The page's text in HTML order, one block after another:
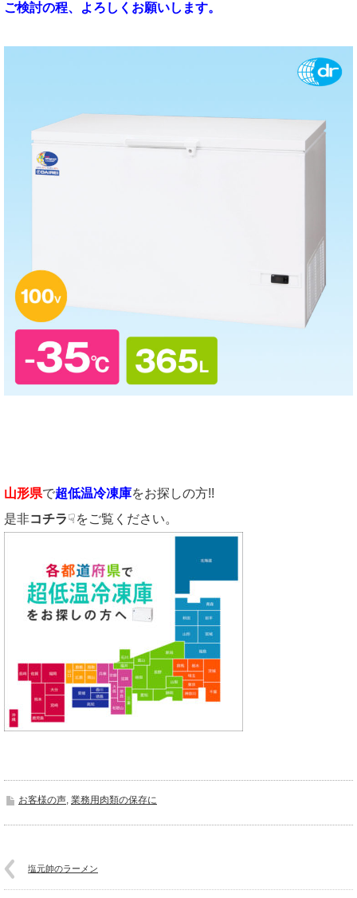
ご検討の程、よろしくお願いします。
山形県で超低温冷凍庫をお探しの方!!
是非コチラ☟をご覧ください。
お客様の声, 業務用肉類の保存に
塩元帥のラーメン